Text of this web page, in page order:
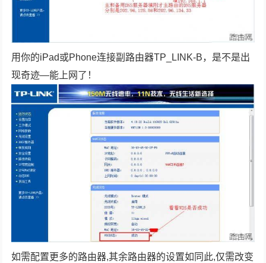
用你的iPad或Phone连接副路由器TP_LINK-B，是不是出
现奇迹—能上网了！
如需配置更多的路由器,其余路由器的设置如同此,仅需改变